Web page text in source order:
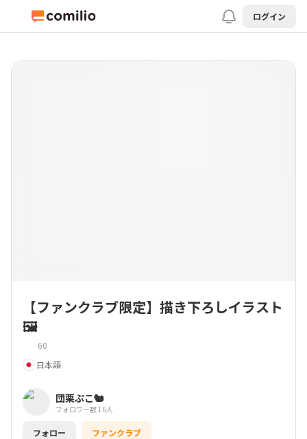
ログイン
【ファンクラブ限定】描き下ろしイラスト
🖼️
60
日本語
団栗ぷこ🐿️
フォロワー数 16人
フォロー ファンクラブ